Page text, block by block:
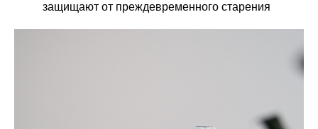
защищают от преждевременного старения